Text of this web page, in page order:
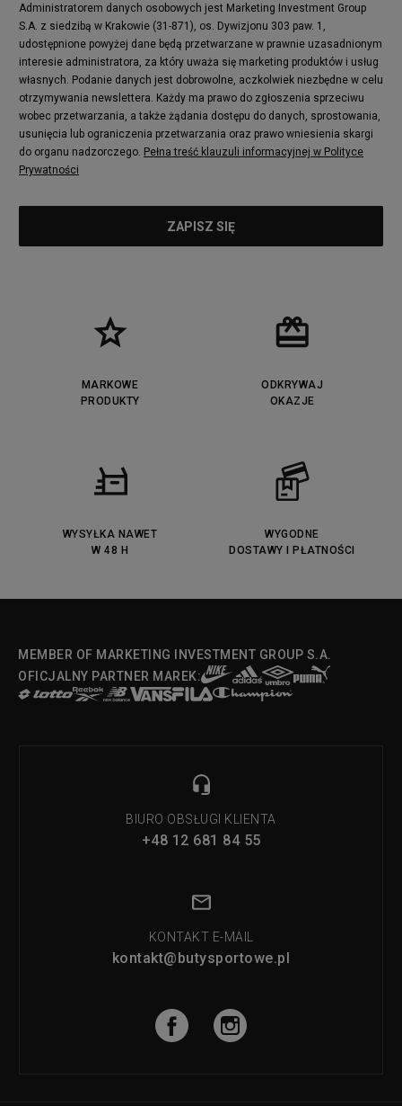
Puma Mayze
Reebok Club C
New Balance 2002
adidas NMD
Converse Run Star Hike
Nike Air Max Pulse
adidas Nizza
New Balance 997
adidas ZX
Nike Waffle One
Jordan Max Aura 4
Fila Disruptor
Timberland 6
adidas Retropy
Vans SK8-HI
adidas Adifom
Timberland Euro Sprint
Puma Caven
Lacoste Powercourt
Lacoste Carnaby
Vans Classic
Reebok Solution MID
Lacoste Menerva Sport
Puma Doublecourt
Fila Strada Low
Administratorem danych osobowych jest Marketing Investment Group
S.A. z siedzibą w Krakowie (31-871), os. Dywizjonu 303 paw. 1,
udostępnione powyżej dane będą przetwarzane w prawnie uzasadnionym
interesie administratora, za który uważa się marketing produktów i usług
własnych. Podanie danych jest dobrowolne, aczkolwiek niezbędne w celu
otrzymywania newslettera. Każdy ma prawo do zgłoszenia sprzeciwu
wobec przetwarzania, a także żądania dostępu do danych, sprostowania,
usunięcia lub ograniczenia przetwarzania oraz prawo wniesienia skargi
do organu nadzorczego. Pełna treść klauzuli informacyjnej w Polityce
Prywatności
MARKOWE
PRODUKTY
ODKRYWAJ
OKAZJE
WYSYŁKA NAWET
W 48 H
WYGODNE
DOSTAWY I PŁATNOŚCI
MEMBER OF MARKETING INVESTMENT GROUP S.A.
OFICJALNY PARTNER MAREK:
BIURO OBSŁUGI KLIENTA
+48 12 681 84 55
KONTAKT E-MAIL
kontakt@butysportowe.pl